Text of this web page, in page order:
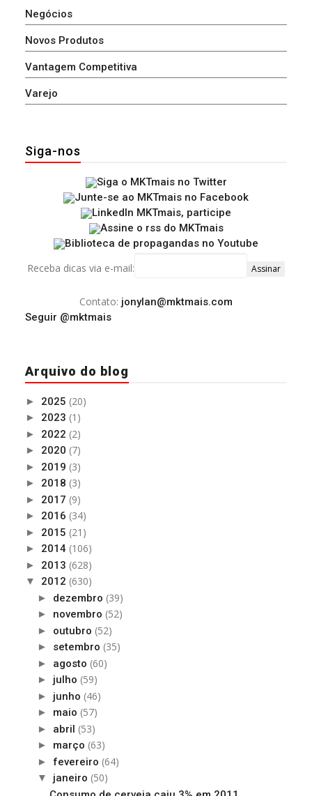
Negócios
Novos Produtos
Vantagem Competitiva
Varejo
Siga-nos
Receba dicas via e-mail:
Contato: jonylan@mktmais.com
Seguir @mktmais
Arquivo do blog
► 2025 (20)
► 2023 (1)
► 2022 (2)
► 2020 (7)
► 2019 (3)
► 2018 (3)
► 2017 (9)
► 2016 (34)
► 2015 (21)
► 2014 (106)
► 2013 (628)
▼ 2012 (630)
► dezembro (39)
► novembro (52)
► outubro (52)
► setembro (35)
► agosto (60)
► julho (59)
► junho (46)
► maio (57)
► abril (53)
► março (63)
► fevereiro (64)
▼ janeiro (50)